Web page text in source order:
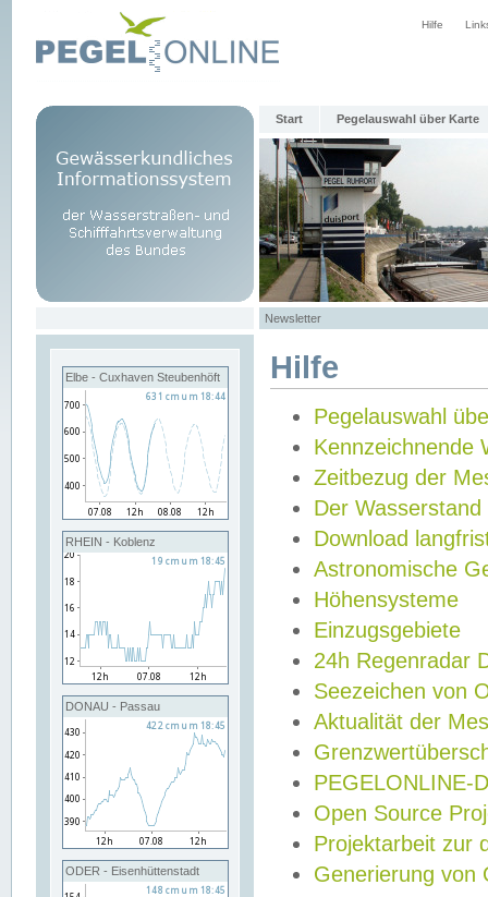
Hilfe
Start Pegelauswahl über Karte
Newsletter
Elbe - Cuxhaven Steubenhöft
RHEIN - Koblenz
DONAU - Passau
ODER - Eisenhüttenstadt
Hilfe
Pegelauswahl
Kennzeichnende
Zeitbezug der
Der Wasserstand
Download
Astronomische
Höhensysteme
Einzugsgebiete
24h Regenradar
Seezeichen von
Aktualität der
PEGELONLINE-
Open Source
Projektarbeit zur
Generierung von